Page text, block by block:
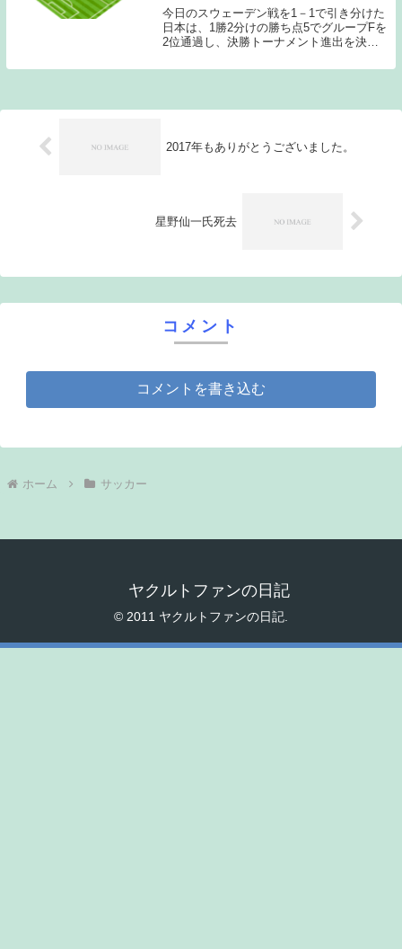
今日のスウェーデン戦を1－1で引き分けた
日本は、1勝2分けの勝ち点5でグループFを
2位通過し、決勝トーナメント進出を決め
進出である。今大会は、出場チーム数が増
2017年もありがとうございました。
星野仙一氏死去
コメント
コメントを書き込む
ホーム サッカー
ヤクルトファンの日記
© 2011 ヤクルトファンの日記.